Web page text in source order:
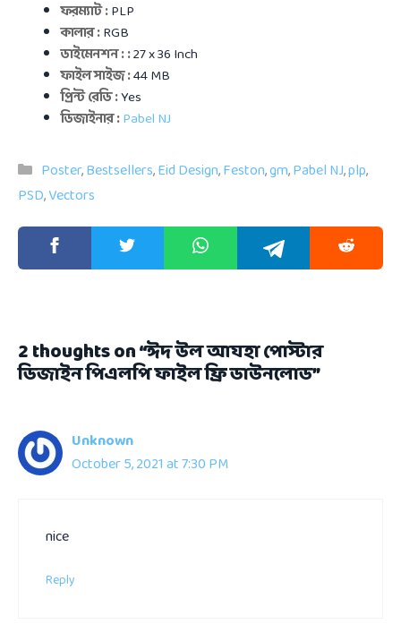
ফরম্যাট :PLP
কালার :RGB
ডাইমেনশন ::27 x 36 Inch
ফাইল সাইজ :44 MB
প্রিন্ট রেডি :Yes
ডিজাইনার :Pabel NJ
Categories
Poster,Bestsellers,Eid Design,Feston,gm,Pabel NJ,plp,
PSD,Vectors
2 thoughts on “ঈদ উল আযহা পোস্টার
ডিজাইন পিএলপি ফাইল ফ্রি ডাউনলোড”
Unknown
October 5, 2021 at 7:30 PM
nice
Reply